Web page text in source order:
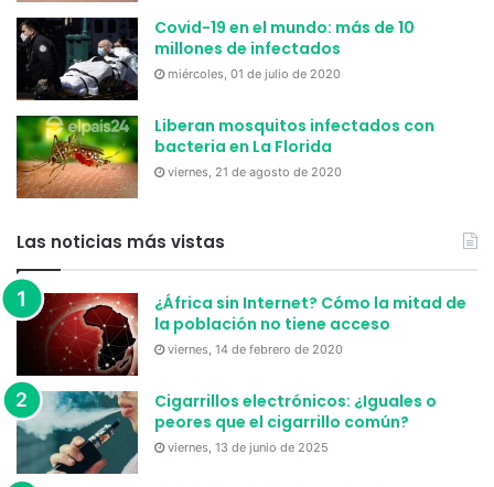
Covid-19 en el mundo: más de 10
millones de infectados
miércoles, 01 de julio de 2020
Liberan mosquitos infectados con
bacteria en La Florida
viernes, 21 de agosto de 2020
Las noticias más vistas
¿África sin Internet? Cómo la mitad de
la población no tiene acceso
viernes, 14 de febrero de 2020
Cigarrillos electrónicos: ¿Iguales o
peores que el cigarrillo común?
viernes, 13 de junio de 2025